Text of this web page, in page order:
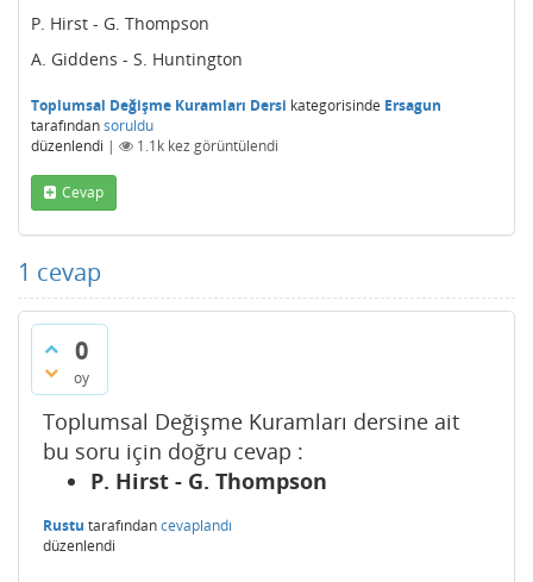
P. Hirst - G. Thompson
A. Giddens - S. Huntington
Toplumsal Değişme Kuramları Dersi kategorisinde Ersagun
tarafındansoruldu
düzenlendi | 1.1k kez görüntülendi
Cevap
1 cevap
0
oy
Toplumsal Değişme Kuramları dersine ait
bu soru için doğru cevap :
P. Hirst - G. Thompson
Rustu tarafındancevaplandı
düzenlendi